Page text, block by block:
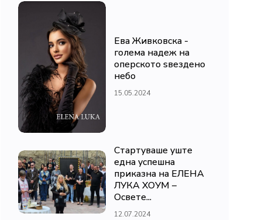
Ева Живковска -
голема надеж на
оперското ѕвездено
небо
15.05.2024
Стартуваше уште
една успешна
приказна на ЕЛЕНА
ЛУКА ХОУМ –
Освете...
12.07.2024